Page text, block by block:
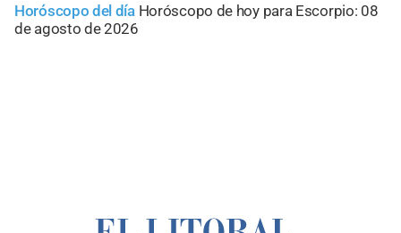
Horóscopo del día Horóscopo de hoy para Escorpio: 08
de agosto de 2026